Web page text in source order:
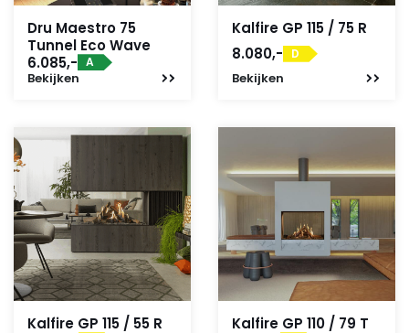
Dru Maestro 75
Tunnel Eco Wave
6.085,- A
Bekijken
Kalfire GP 115 / 75 R
8.080,-
D
Bekijken
Kalfire GP 115 / 55 R
Kalfire GP 110 / 79 T